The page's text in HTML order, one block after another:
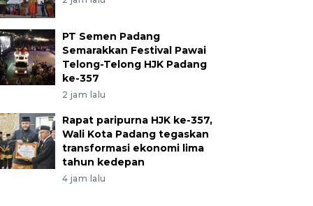
PT Semen Padang
Semarakkan Festival Pawai
Telong-Telong HJK Padang
ke-357
2 jam lalu
Rapat paripurna HJK ke-357,
Wali Kota Padang tegaskan
transformasi ekonomi lima
tahun kedepan
4 jam lalu